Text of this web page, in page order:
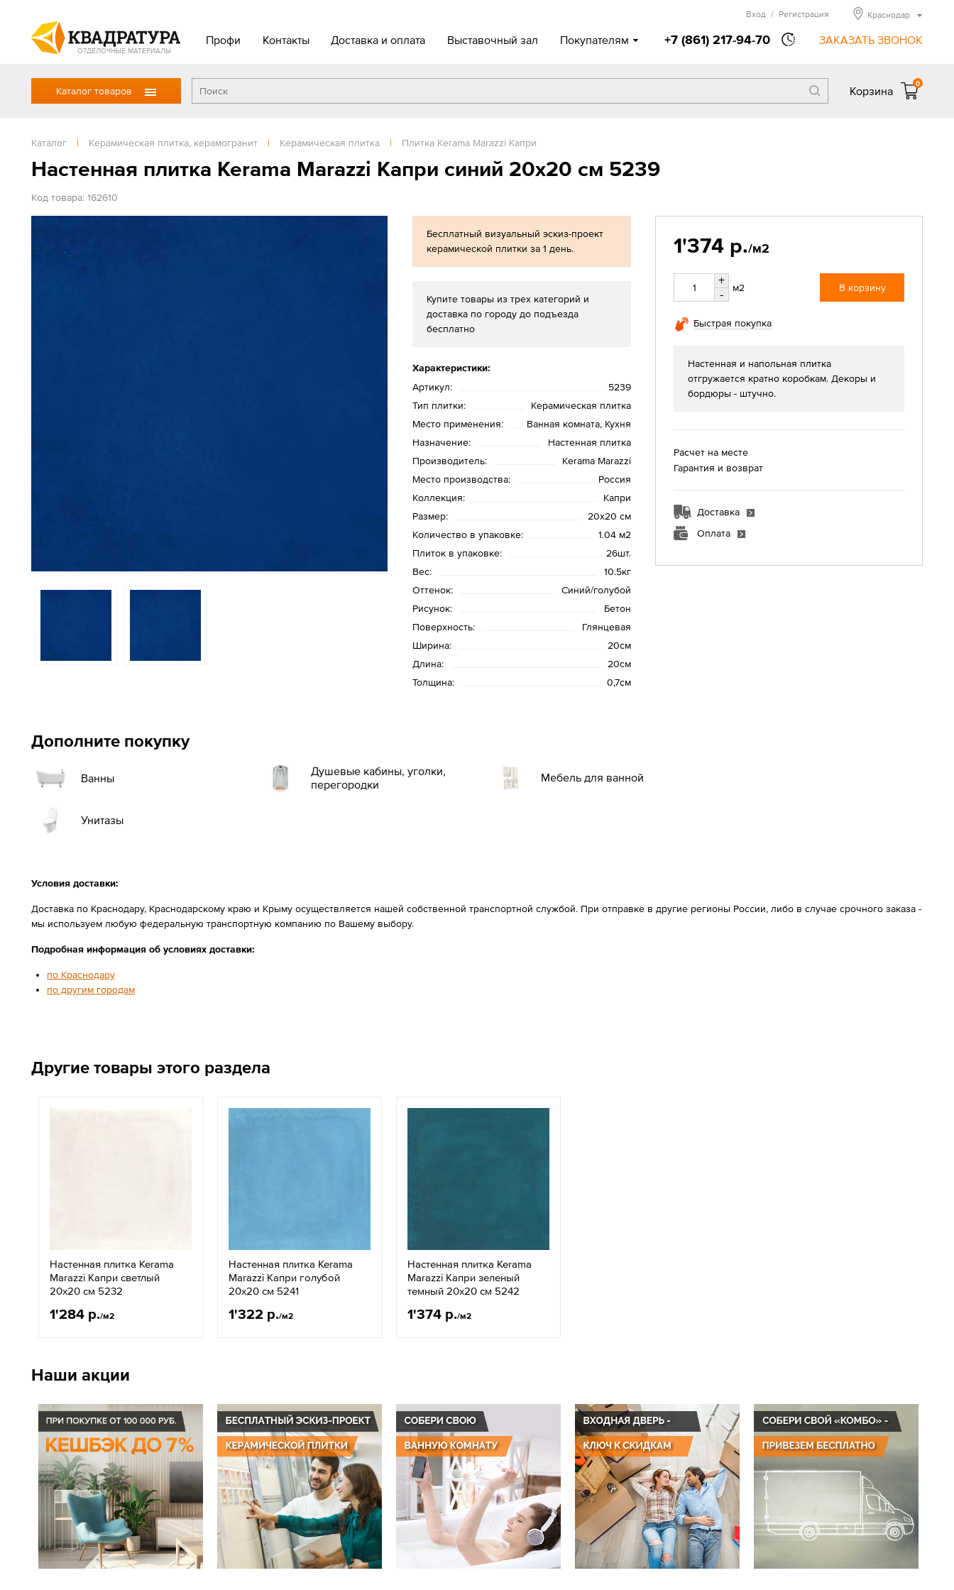
ОТДЕЛОЧНЫЕ МАТЕРИАЛЫ
Профи Контакты Доставка и оплата Выставочный зал Покупателям +7 (861) 217-94-70 ЗАКАЗАТЬ ЗВОНОК
Вход / Регистрация Краснодар
Каталог товаров Корзина
0
Каталог | Керамическая плитка, керамогранит | Керамическая плитка | Плитка Kerama Marazzi Капри
Настенная плитка Kerama Marazzi Капри синий 20x20 см 5239
Код товара: 162610
Бесплатный визуальный эскиз-проект
керамической плитки за 1 день.
Купите товары из трех категорий и
доставка по городу до подъезда
бесплатно
Характеристики:
Артикул:
5239
Тип плитки:
Керамическая плитка
Место применения:
Ванная комната, Кухня
Назначение:
Настенная плитка
Производитель:
Kerama Marazzi
Место производства:
Россия
Коллекция:
Капри
Размер:
20х20 см
Количество в упаковке:
1.04 м2
Плиток в упаковке:
26шт.
Вес:
10.5кг
Оттенок:
Синий/голубой
Рисунок:
Бетон
Поверхность:
Глянцевая
Ширина:
20см
Длина:
20см
Толщина:
0,7см
1'374 р./м2
+
-
м2 В корзину
Быстрая покупка
Настенная и напольная плитка
отгружается кратно коробкам. Декоры и
бордюры - штучно.
Расчет на месте
Гарантия и возврат
Доставка
Оплата
Дополните покупку
Ванны
Душевые кабины, уголки,
перегородки
Мебель для ванной
Унитазы
Условия доставки:
Доставка по Краснодару, Краснодарскому краю и Крыму осуществляется нашей собственной транспортной службой. При отправке в другие регионы России, либо в случае срочного заказа -
мы используем любую федеральную транспортную компанию по Вашему выбору.
Подробная информация об условиях доставки:
по Краснодару
по другим городам
Другие товары этого раздела
Настенная плитка Kerama
Marazzi Капри светлый
20x20 см 5232
1'284 р./м2
Настенная плитка Kerama
Marazzi Капри голубой
20x20 см 5241
1'322 р./м2
Настенная плитка Kerama
Marazzi Капри зеленый
темный 20x20 см 5242
1'374 р./м2
Наши акции